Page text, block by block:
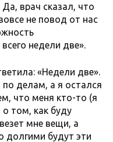
врач сказал, что
не повод от нас
недели две».
«Недели две».
делам, а я остался
что меня кто-то (я
том, как буду
мне вещи, а
долгими будут эти